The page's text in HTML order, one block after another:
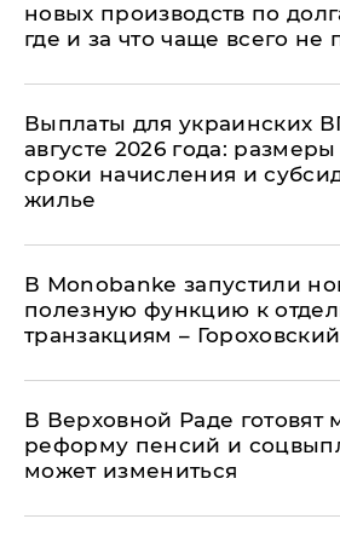
новых производств по
где и за что чаще всего не
Выплаты для украинских
августе 2026 года:
сроки начисления и
жилье
В Мonobankе запустили
полезную функцию к
транзакциям – Гороховский
В Верховной Раде готовят
реформу пенсий и
может измениться